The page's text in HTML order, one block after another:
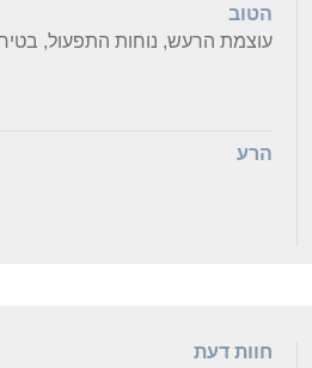
הטוב
עוצמת הרעש, נוחות התפעול,
הרע
חוות דעת